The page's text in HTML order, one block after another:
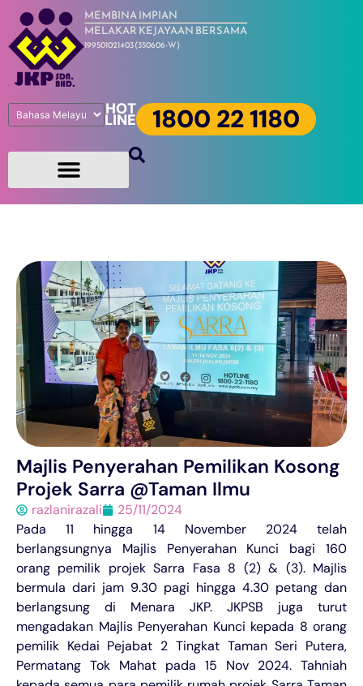
MEMBINA IMPIAN
MELAKAR KEJAYAAN BERSAMA
199501021403 (350606-W)
HOT
LINE 1800 22 1180
Majlis Penyerahan Pemilikan Kosong
Projek Sarra @Taman Ilmu
razlanirazali
25/11/2024
Pada 11 hingga 14 November 2024 telah
berlangsungnya Majlis Penyerahan Kunci bagi 160
orang pemilik projek Sarra Fasa 8 (2) & (3). Majlis
bermula dari jam 9.30 pagi hingga 4.30 petang dan
berlangsung di Menara JKP. JKPSB juga turut
mengadakan Majlis Penyerahan Kunci kepada 8 orang
pemilik Kedai Pejabat 2 Tingkat Taman Seri Putera,
Permatang Tok Mahat pada 15 Nov 2024. Tahniah